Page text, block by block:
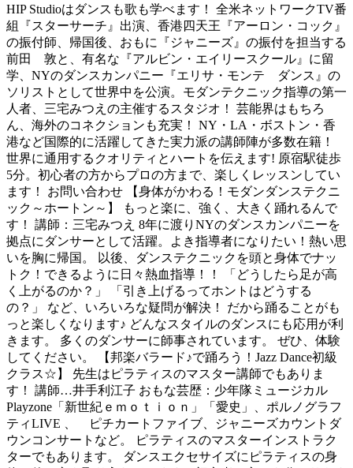
HIP Studioはダンスも歌も学べます！ 全米ネットワークTV番
組『スターサーチ』出演、香港四天王『アーロン・コック』
の振付師、帰国後、おもに『ジャニーズ』の振付を担当する
前田 敦と、有名な『アルビン・エイリースクール』に留
学、NYのダンスカンパニー『エリサ・モンテ ダンス』の
ソリストとして世界中を公演。モダンテクニック指導の第一
人者、三宅みつえの主催するスタジオ！ 芸能界はもちろ
ん、海外のコネクションも充実！ NY・LA・ボストン・香
港など国際的に活躍してきた実力派の講師陣が多数在籍！
世界に通用するクオリティとハートを伝えます! 原宿駅徒歩
5分。初心者の方からプロの方まで、楽しくレッスンしてい
ます！ お問い合わせ 【身体がかわる！モダンダンステクニ
ック～ホートン～】 もっと楽に、強く、大きく踊れるんで
す！ 講師：三宅みつえ 8年に渡りNYのダンスカンパニーを
拠点にダンサーとして活躍。よき指導者になりたい！熱い思
いを胸に帰国。 以後、ダンステクニックを頭と身体でナッ
トク！できるように日々熱血指導！！ 「どうしたら足が高
く上がるのか？」 「引き上げるってホントはどうする
の？」 など、いろいろな疑問が解決！ だから踊ることがも
っと楽しくなります♪ どんなスタイルのダンスにも応用が利
きます。 多くのダンサーに師事されています。 ぜひ、体験
してください。 【邦楽バラード♪で踊ろう！Jazz Dance初級
クラス☆】 先生はピラティスのマスター講師でもありま
す！ 講師…井手利江子 おもな芸歴：少年隊ミュージカル
Playzone「新世紀ｅｍｏｔｉｏｎ」「愛史」、ポルノグラフ
ティLIVE 、 ピチカートファイブ、ジャニーズカウントダ
ウンコンサートなど。 ピラティスのマスターインストラク
ターでもあります。 ダンスエクセサイズにピラティスの身